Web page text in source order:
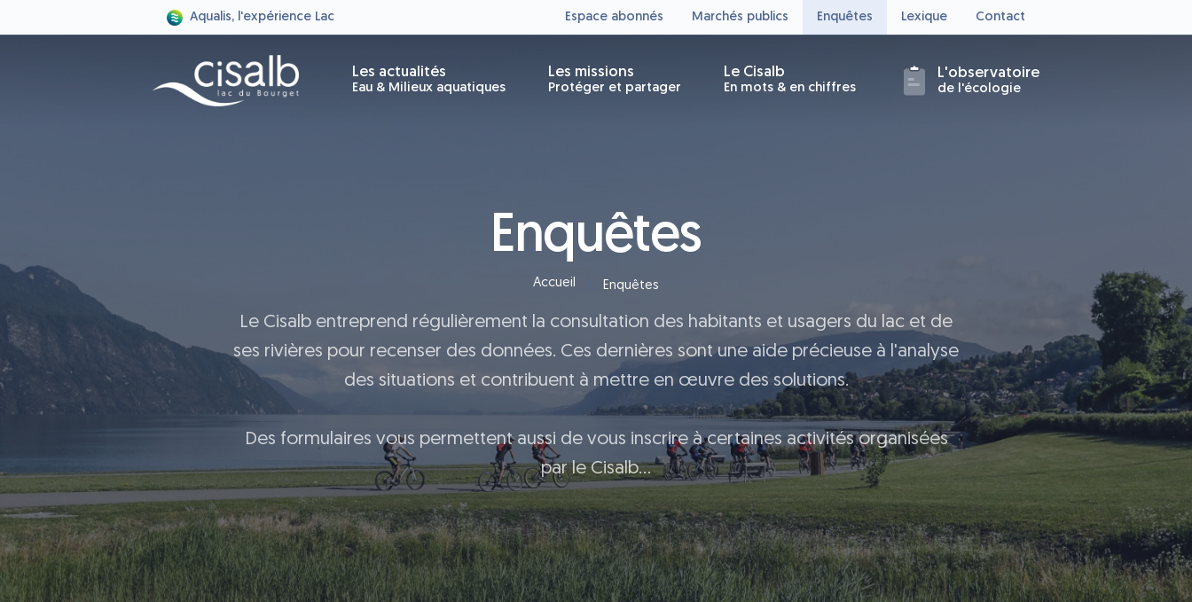
Aqualis, l'expérience Lac Espace abonnés Marchés publics Enquêtes Lexique Contact
Les actualités
Eau & Milieux aquatiques
Les missions
Protéger et partager
Le Cisalb
En mots & en chiffres
L'observatoire
de l'écologie
Enquêtes
Accueil Enquêtes
Le Cisalb entreprend régulièrement la consultation des habitants et usagers du lac et de
ses rivières pour recenser des données. Ces dernières sont une aide précieuse à l'analyse
des situations et contribuent à mettre en œuvre des solutions.
Des formulaires vous permettent aussi de vous inscrire à certaines activités organisées
par le Cisalb...